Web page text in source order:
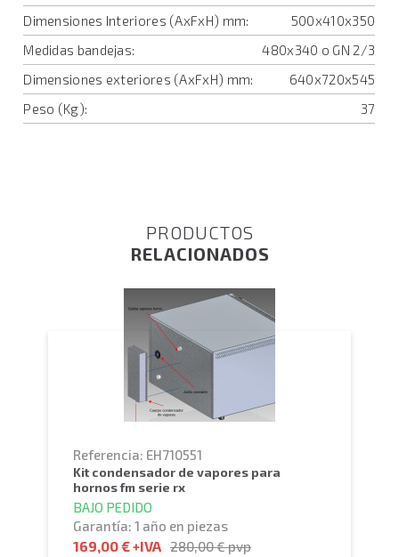
Dimensiones Interiores (AxFxH) mm:
500x410x350
Medidas bandejas:
480x340 o GN 2/3
Dimensiones exteriores (AxFxH) mm:
640x720x545
Peso (Kg):
37
PRODUCTOS
RELACIONADOS
Referencia: EH710551
kit condensador de vapores para
hornos fm serie rx
BAJO PEDIDO
Garantía: 1 año en piezas
169,00 €+IVA 280,00 €pvp